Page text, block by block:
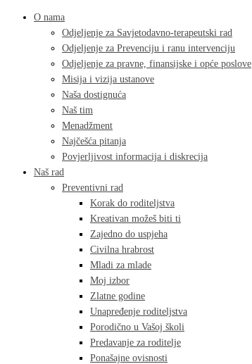
O nama
Odjeljenje za Savjetodavno-terapeutski rad
Odjeljenje za Prevenciju i ranu intervenciju
Odjeljenje za pravne, finansijske i opće poslove
Misija i vizija ustanove
Naša dostignuća
Naš tim
Menadžment
Najčešća pitanja
Povjerljivost informacija i diskrecija
Naš rad
Preventivni rad
Korak do roditeljstva
Kreativan možeš biti ti
Zajedno do uspjeha
Civilna hrabrost
Mladi za mlade
Moj izbor
Zlatne godine
Unapređenje roditeljstva
Porodično u Vašoj školi
Predavanje za roditelje
Ponašajne ovisnosti